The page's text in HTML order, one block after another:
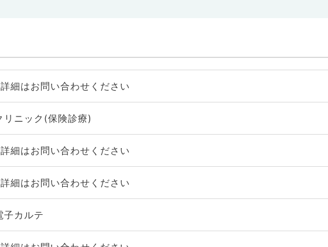
細はお問い合わせください
リニック(保険診療)
細はお問い合わせください
細はお問い合わせください
子カルテ